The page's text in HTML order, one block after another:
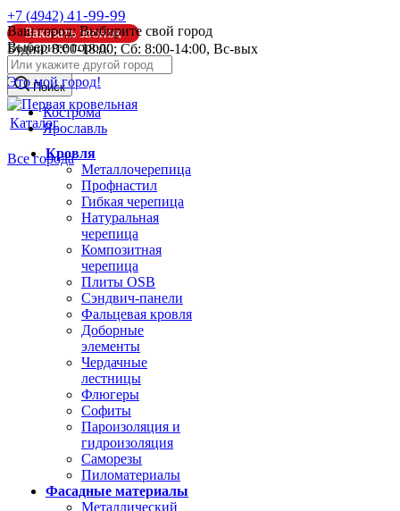
Ваш город: Выбирите свой город
Выберите город:
Это мой город!
Кострома
Ярославль
Все города
+7 (4942) 41-99-99
Заказать звонок
Будни: 8:00-18:00; Сб: 8:00-14:00, Вс-вых
info@pk44.ru
Поиск
Каталог
Кровля
Металлочерепица
Профнастил
Гибкая черепица
Натуральная
черепица
Композитная
черепица
Плиты OSB
Сэндвич-панели
Фальцевая кровля
Доборные
элементы
Чердачные
лестницы
Флюгеры
Софиты
Пароизоляция и
гидроизоляция
Саморезы
Пиломатериалы
Фасадные материалы
Металлический